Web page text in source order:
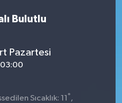
Bulutlu
Pazartesi
03:00
Sıcaklık: 11 ° ,